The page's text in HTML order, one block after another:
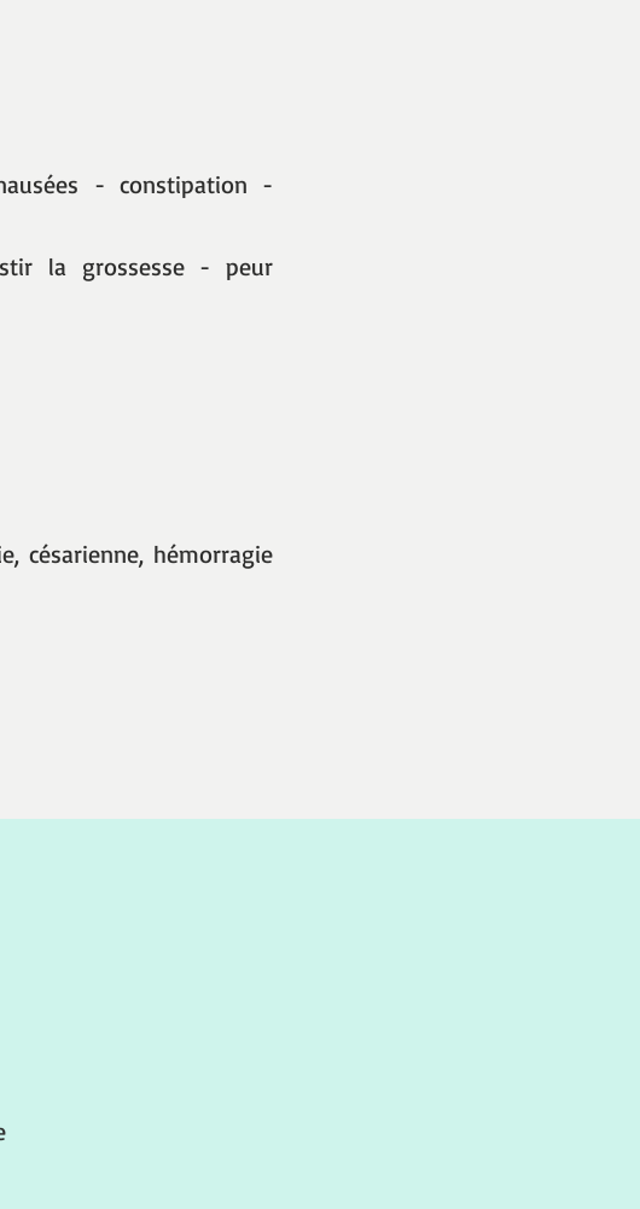
- constipation -
la grossesse - peur
césarienne, hémorragie